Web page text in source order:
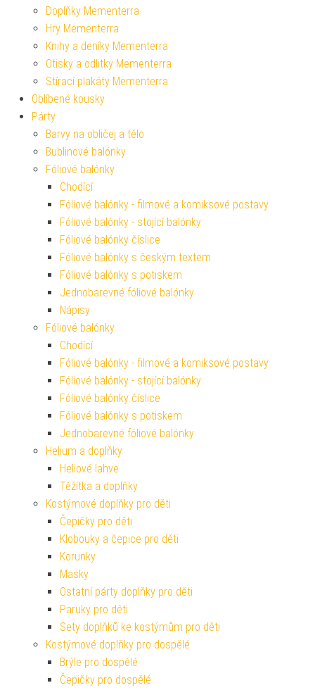
Doplňky Mementerra
Hry Mementerra
Knihy a deníky Mementerra
Otisky a odlitky Mementerra
Stírací plakáty Mementerra
Oblíbené kousky
Párty
Barvy na obličej a tělo
Bublinové balónky
Fóliové balónky
Chodící
Fóliové balónky - filmové a komiksové postavy
Fóliové balónky - stojící balónky
Fóliové balónky číslice
Fóliové balónky s českým textem
Fóliové balónky s potiskem
Jednobarevné fóliové balónky
Nápisy
Fóliové balónky
Chodící
Fóliové balónky - filmové a komiksové postavy
Fóliové balónky - stojící balónky
Fóliové balónky číslice
Fóliové balónky s potiskem
Jednobarevné fóliové balónky
Helium a doplňky
Heliové lahve
Těžítka a doplňky
Kostýmové doplňky pro děti
Čepičky pro děti
Klobouky a čepice pro děti
Korunky
Masky
Ostatní párty doplňky pro děti
Paruky pro děti
Sety doplňků ke kostýmům pro děti
Kostýmové doplňky pro dospělé
Brýle pro dospělé
Čepičky pro dospělé